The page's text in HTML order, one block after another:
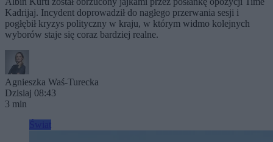
Kadrijaj. Incydent doprowadził do nagłego przerwania sesji i
pogłębił kryzys polityczny w kraju, w którym widmo kolejnych
wyborów staje się coraz bardziej realne.
Agnieszka Waś-Turecka
Dzisiaj 08:43
3 min